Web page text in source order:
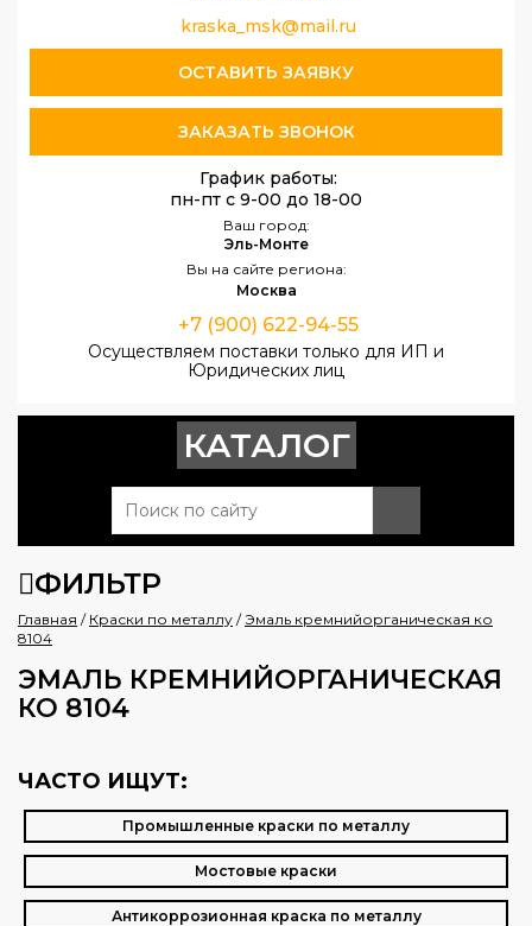
kraska_msk@mail.ru
ОСТАВИТЬ ЗАЯВКУ
ЗАКАЗАТЬ ЗВОНОК
График работы:
пн-пт с 9-00 до 18-00
Ваш город:
Эль-Монте
Вы на сайте региона:
Москва
+7 (900) 622-94-55
Осуществляем поставки только для ИП и
Юридических лиц
КАТАЛОГ
ФИЛЬТР
Главная / Краски по металлу /Эмаль кремнийорганическая ко
8104
ЭМАЛЬ КРЕМНИЙОРГАНИЧЕСКАЯ
КО 8104
ЧАСТО ИЩУТ:
Промышленные краски по металлу
Мостовые краски
Антикоррозионная краска по металлу